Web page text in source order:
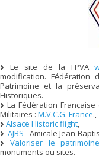
Le site de la FPVA
modification. Fédération
Patrimoine et la
Historiques.
La Fédération
Militaires : M.V.C.G. France.,
Alsace Historic flight,
AJBS - Amicale Jean-
Valoriser le
monuments ou sites.